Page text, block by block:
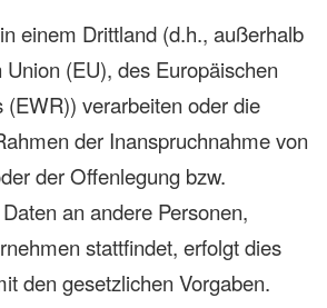
einem Drittland (d.h., außerhalb
(EU), des Europäischen
verarbeiten oder die
der Inanspruchnahme von
der Offenlegung bzw.
an andere Personen,
stattfindet, erfolgt dies
den gesetzlichen Vorgaben.